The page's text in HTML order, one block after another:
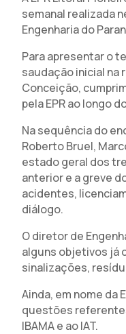
semanal realizada
Engenharia do
Para apresentar o
saudação inicial na
Conceição,
pela EPR ao longo
Na sequência do
Roberto Bruel,
estado geral dos
anterior e a greve
acidentes,
diálogo.
O diretor de
alguns objetivos já
sinalizações,
Ainda, em nome da
questões
IBAMA e ao IAT.